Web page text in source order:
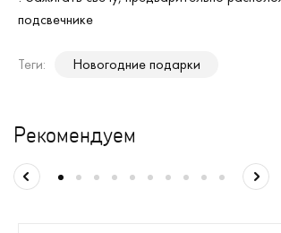
подсвечнике
Теги: Новогодние подарки
Рекомендуем